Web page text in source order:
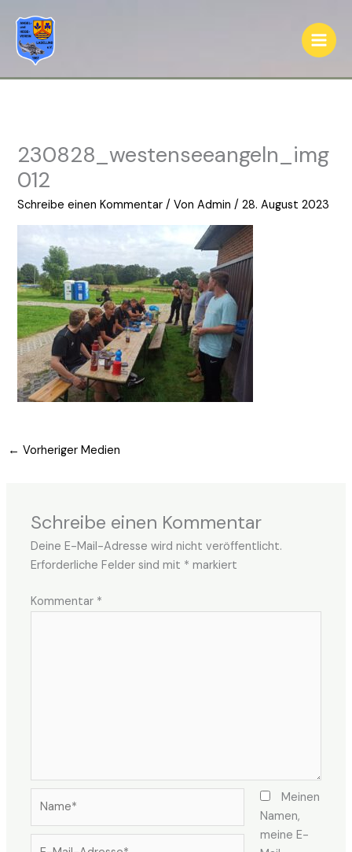
Inhalt
springen
230828_westenseeangeln_img
012
Schreibe einen Kommentar / VonAdmin/28. August 2023
← Vorheriger Medien
Schreibe einen Kommentar
Deine E-Mail-Adresse wird nicht veröffentlicht.
Erforderliche Felder sind mit * markiert
Kommentar *
Meinen
Namen,
meine E-